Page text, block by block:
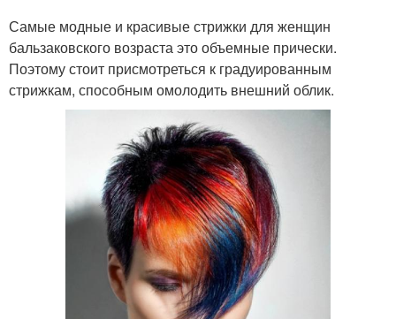
Самые модные и красивые стрижки для женщин
бальзаковского возраста это объемные прически.
Поэтому стоит присмотреться к градуированным
стрижкам, способным омолодить внешний облик.